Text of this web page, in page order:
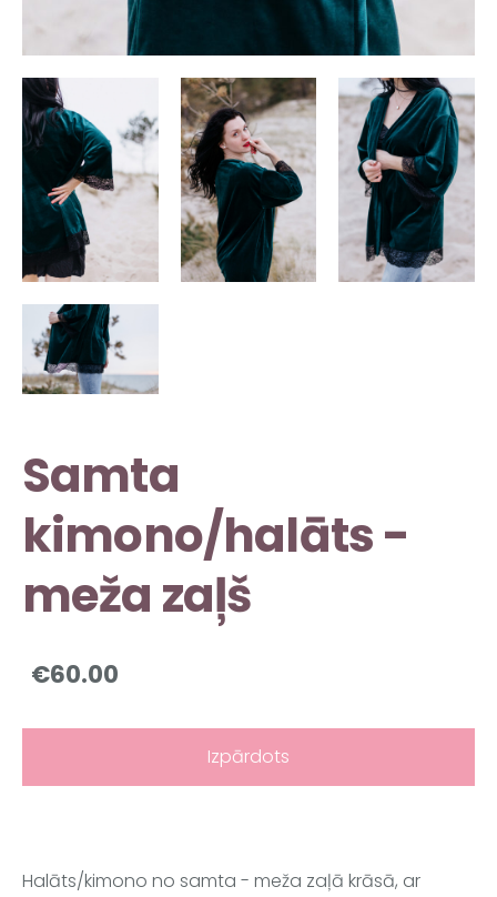
Samta
kimono/halāts -
meža zaļš
€60.00
Izpārdots
Halāts/kimono no samta - meža zaļā krāsā, ar